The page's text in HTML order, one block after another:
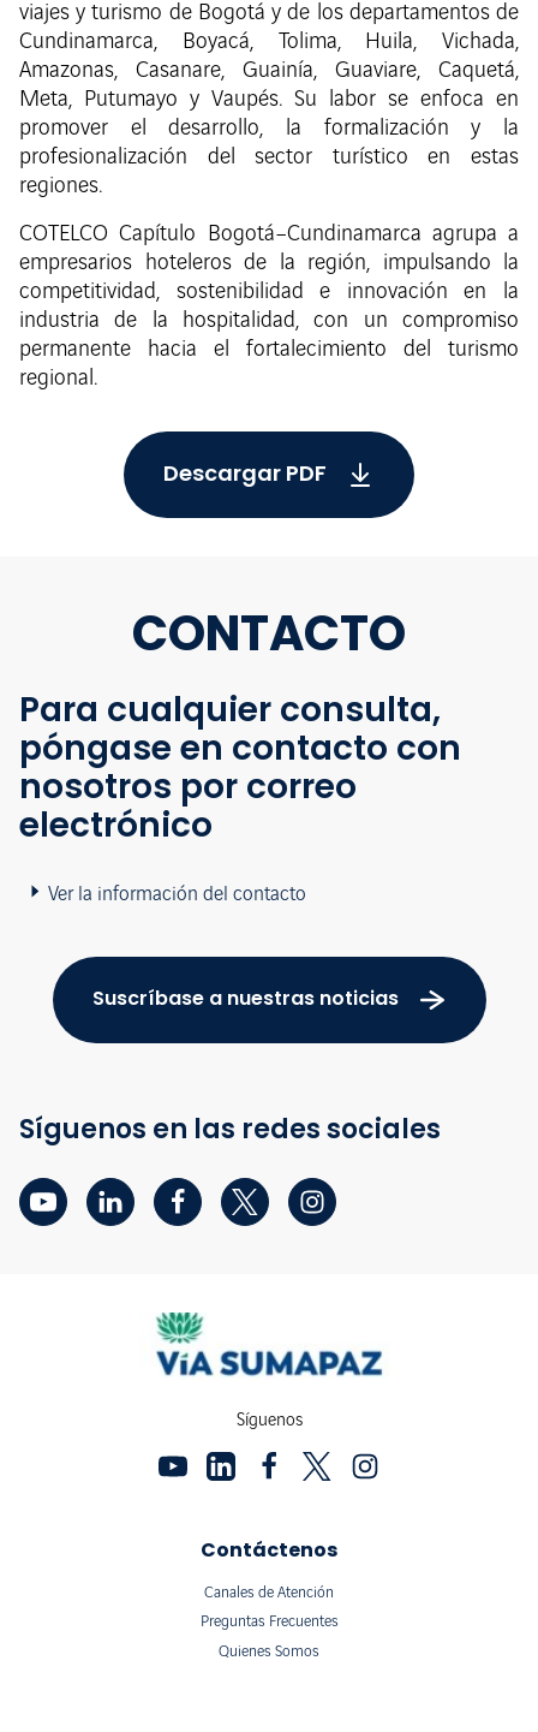
viajes y turismo de Bogotá y de los departamentos de
Cundinamarca, Boyacá, Tolima, Huila, Vichada,
Amazonas, Casanare, Guainía, Guaviare, Caquetá,
Meta, Putumayo y Vaupés. Su labor se enfoca en
promover el desarrollo, la formalización y la
profesionalización del sector turístico en estas
regiones.
COTELCO Capítulo Bogotá–Cundinamarca agrupa a
empresarios hoteleros de la región, impulsando la
competitividad, sostenibilidad e innovación en la
industria de la hospitalidad, con un compromiso
permanente hacia el fortalecimiento del turismo
regional.
Descargar PDF
CONTACTO
Para cualquier consulta,
póngase en contacto con
nosotros por correo
electrónico
Ver la información del contacto
Suscríbase a nuestras noticias
Síguenos en las redes sociales
Síguenos
Contáctenos
Canales de Atención
Preguntas Frecuentes
Quienes Somos